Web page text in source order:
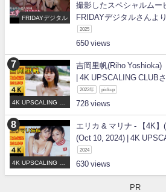
FRIDAYデジタル
撮影したスペシャルムー
FRIDAYデジタルさんより
2025
650
4K UPSCALING CL
吉岡里帆(Riho Yoshioka)
| 4K UPSCALING CLUB
2022年 pickup
728
4K UPSCALING CL
エリカ & マリナ - 【4K
(Oct 10, 2024) | 4K
2024
630
PR